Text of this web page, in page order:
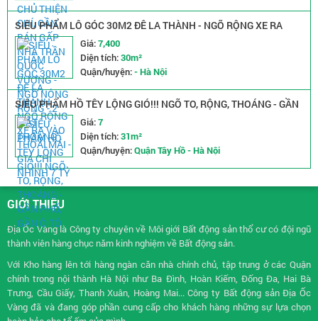
SIÊU PHẨM LÔ GÓC 30M2 ĐÊ LA THÀNH - NGÕ RỘNG XE RA
VÀO THOẢI MÁI - GIÁ CHỈ NHỈNH 7 TỶ
Giá:7,400
Diện tích:30m²
Quận/huyện:- Hà Nội
SIÊU PHẨM HỒ TÊY LỘNG GIÓ!!! NGÕ TO, RỘNG, THOÁNG - GẦN
PHỐ, GẦN Ô TÔGiá:7
Diện tích:31m²
Quận/huyện:Quận Tây Hồ - Hà Nội
GIỚI THIỆU
Địa Ốc Vàng là Công ty chuyên về Môi giới Bất động sảnthổ cư có đội ngũ
thành viên hàng chục năm kinh nghiệm về Bất động sản.
Với Kho hàng lên tới hàng ngàn căn nhà chính chủ, tập trung ở các Quận
chính trong nội thành Hà Nội như Ba Đình, Hoàn Kiếm, Đống Đa, Hai Bà
Trưng, Cầu Giấy, Thanh Xuân, Hoàng Mai... Công ty Bất động sản Địa Ốc
Vàng đã và đang góp phần cung cấp cho khách hàng những sự lựa chọn